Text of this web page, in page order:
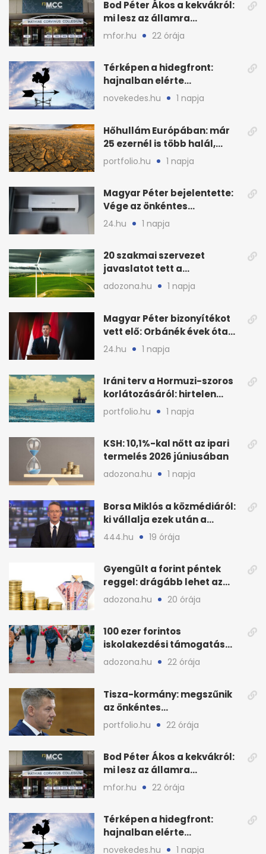
Bod Péter Ákos a kekvákról:
mi lesz az államra
visszaszálló vagyonnal?
mfor.hu 22 órája
Térképen a hidegfront:
hajnalban elérte
Magyarország határát
novekedes.hu 1 napja
Hőhullám Európában: már
25 ezernél is több halál,
folytatódhat
portfolio.hu 1 napja
Magyar Péter bejelentette:
Vége az önkéntes
fogyasztáscsökkentésnek
24.hu 1 napja
20 szakmai szervezet
javaslatot tett a
fenntartható szélenergia-
adozona.hu 1 napja
Magyar Péter bizonyítékot
vett elő: Orbánék évek óta
tudtak az energiarendszer
összeomlásáról
24.hu 1 napja
Iráni terv a Hormuzi-szoros
korlátozásáról: hirtelen
megugrott az olajár
portfolio.hu 1 napja
KSH: 10,1%-kal nőtt az ipari
termelés 2026 júniusában
adozona.hu 1 napja
Borsa Miklós a közmédiáról:
ki vállalja ezek után a
munkát?
444.hu 19 órája
Gyengült a forint péntek
reggel: drágább lehet az
euró és a dollár
adozona.hu 20 órája
100 ezer forintos
iskolakezdési támogatás
2026 őszén: adózás,
adozona.hu 22 órája
Tisza-kormány: megszűnik
az önkéntes
fogyasztáscsökkentés
portfolio.hu 22 órája
Bod Péter Ákos a kekvákról:
mi lesz az államra
visszaszálló vagyonnal?
mfor.hu 22 órája
Térképen a hidegfront:
hajnalban elérte
Magyarország határát
novekedes.hu 1 napja